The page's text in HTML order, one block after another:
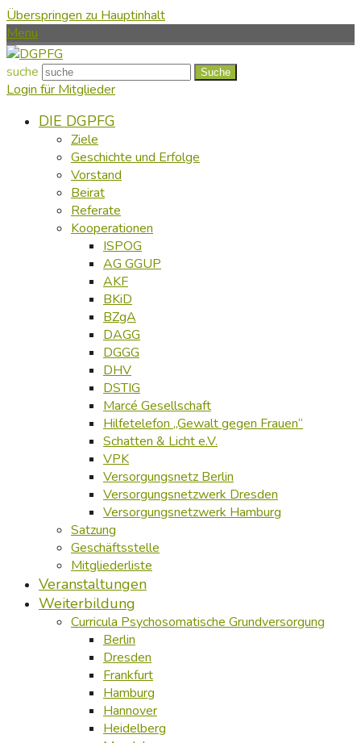
Überspringen zu Hauptinhalt
Menu
suche Suche
Login für Mitglieder
DIE DGPFG
Ziele
Geschichte und Erfolge
Vorstand
Beirat
Referate
Kooperationen
ISPOG
AG GGUP
AKF
BKiD
BZgA
DAGG
DGGG
DHV
DSTIG
Marcé Gesellschaft
Hilfetelefon „Gewalt gegen Frauen“
Schatten & Licht e.V.
VPK
Versorgungsnetz Berlin
Versorgungsnetzwerk Dresden
Versorgungsnetzwerk Hamburg
Satzung
Geschäftsstelle
Mitgliederliste
Veranstaltungen
Weiterbildung
Curricula Psychosomatische Grundversorgung
Berlin
Dresden
Frankfurt
Hamburg
Hannover
Heidelberg